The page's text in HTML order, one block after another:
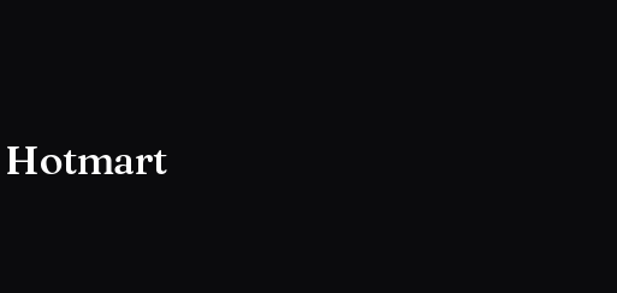
Hotmart